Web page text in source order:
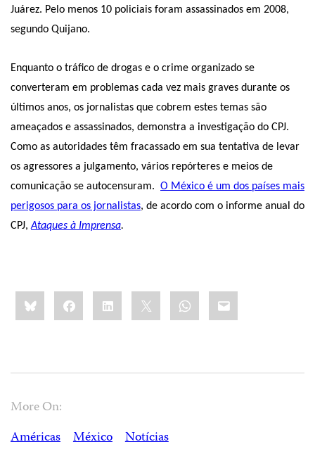
Juárez. Pelo menos 10 policiais foram assassinados em 2008,
segundo Quijano.
Enquanto o tráfico de drogas e o crime organizado se
converteram em problemas cada vez mais graves durante os
últimos anos, os jornalistas que cobrem estes temas são
ameaçados e assassinados, demonstra a investigação do CPJ.
Como as autoridades têm fracassado em sua tentativa de levar
os agressores a julgamento, vários repórteres e meios de
comunicação se autocensuram. O México é um dos países mais
perigosos para os jornalistas, de acordo com o informe anual do
CPJ,Ataques à Imprensa.
Share
this:BlueskyFacebookLinkedIn WhatsApp
Email
More On:
Américas
México
Notícias